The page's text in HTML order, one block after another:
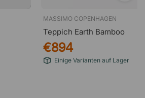
MASSIMO COPENHAGEN
Teppich Earth Bamboo
€894
Einige Varianten auf Lager